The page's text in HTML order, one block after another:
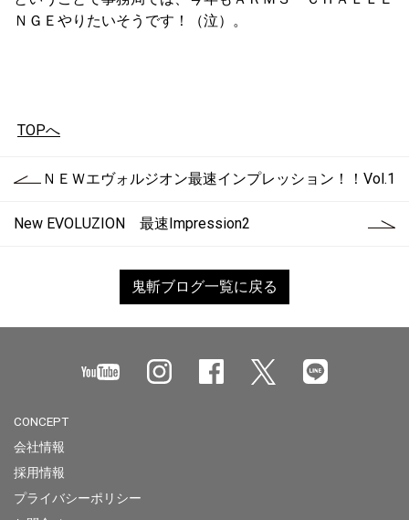
ＮＧＥやりたいそうです！（泣）。
TOPへ
ＮＥＷエヴォルジオン最速インプレッション！！Vol.1
New EVOLUZION 最速Impression2
鬼斬ブログ一覧に戻る
CONCEPT
会社情報
採用情報
プライバシーポリシー